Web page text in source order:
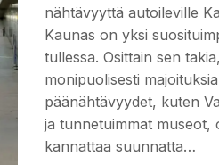
nähtävyyttä autoileville
Kaunas on yksi
tullessa. Osittain sen
monipuolisesti
päänähtävyydet, kuten
ja tunnetuimmat
kannattaa suunnatta…